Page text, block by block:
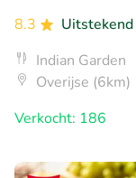
8.3
Uitstekend
Indian Garden
Overijse (6km)
Verkocht: 186